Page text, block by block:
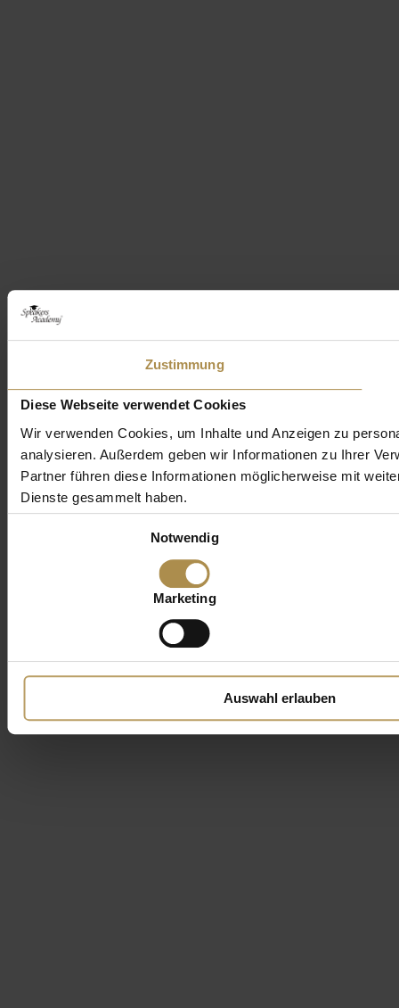
Zustimmung
Diese Webseite verwendet Cookies
Wir verwenden Cookies, um Inhalte und Anzeigen zu
analysieren. Außerdem geben wir Informationen zu Ihrer
Partner führen diese Informationen möglicherweise mit
Dienste gesammelt haben.
Notwendig
Marketing
Auswahl erlauben